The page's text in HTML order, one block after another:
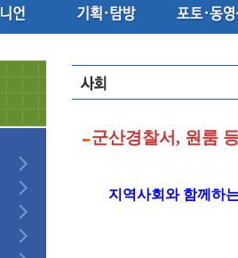
군산경찰서, 원룸
지역사회와 함께하